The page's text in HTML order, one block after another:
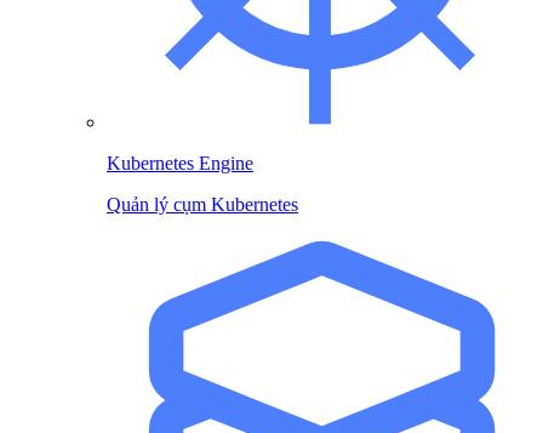
Kubernetes Engine
Quản lý cụm Kubernetes